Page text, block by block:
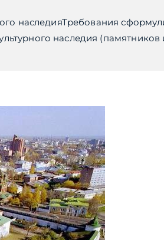
наследияТребования
наследия (памятников